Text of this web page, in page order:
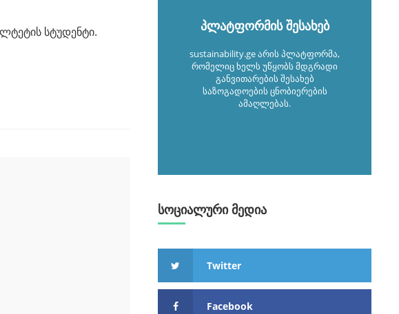
სტუდენტი. პლატფორმის შესახებ
sustainability.ge არის პლატფორმა,
რომელიც ხელს უწყობს მდგრადი
განვითარების შესახებ
საზოგადოების ცნობიერების
ამაღლებას.
სოციალური მედია
Twitter
Facebook